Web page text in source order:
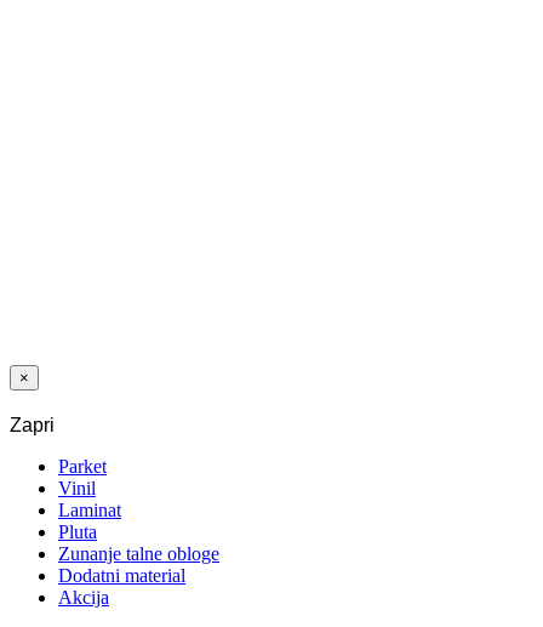
×
Zapri
Parket
Vinil
Laminat
Pluta
Zunanje talne obloge
Dodatni material
Akcija